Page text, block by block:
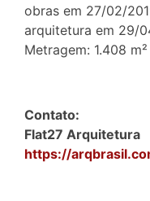
obras em 27/02/
arquitetura em 29/
Metragem: 1.408 m²
Contato:
Flat27 Arquitetura
https://